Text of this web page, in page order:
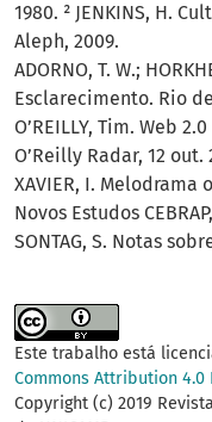
1980. ² JENKINS, H.
Aleph, 2009.
ADORNO, T. W.;
Esclarecimento. Rio
O’REILLY, Tim. Web
O’Reilly Radar, 12 out.
XAVIER, I. Melodrama
Novos Estudos
SONTAG, S. Notas
Este trabalho está
Commons Attribution
Copyright (c) 2019